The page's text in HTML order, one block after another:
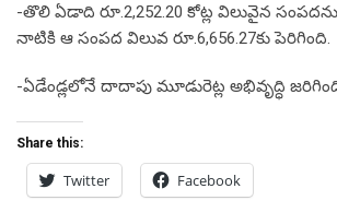
-తొలి ఏడాది రూ.2,252.20 కోట్ల విలువైన సంపదను
నాటికి ఆ సంపద విలువ రూ.6,656.27కు పెరిగింది.
-ఏడేండ్లలోనే దాదాపు మూడురెట్ల అభివృద్ధి
Share this:
Twitter Facebook